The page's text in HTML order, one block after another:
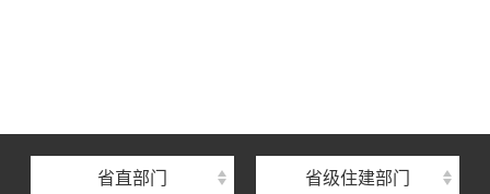
省直部门 省级住建部门
湖北省住房保障中心